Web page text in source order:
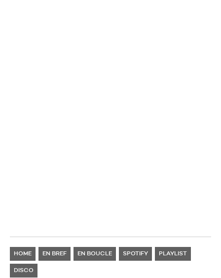
HOME EN BREF EN BOUCLE SPOTIFY PLAYLIST
DISCO